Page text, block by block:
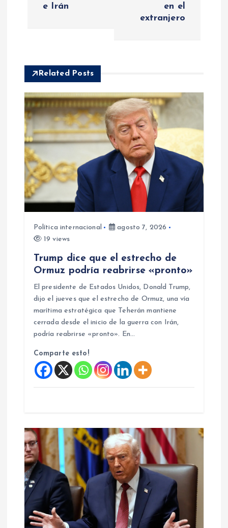
c
ó
n
d
e
e Irán
en el
extranjero
Related Posts
Política internacional
agosto 7, 2026
19 views
Trump dice que el estrecho de
Ormuz podría reabrirse «pronto»
El presidente de Estados Unidos, Donald Trump,
dijo el jueves que el estrecho de Ormuz, una vía
marítima estratégica que Teherán mantiene
cerrada desde el inicio de la guerra con Irán,
podría reabrirse «pronto». En…
Comparte esto!